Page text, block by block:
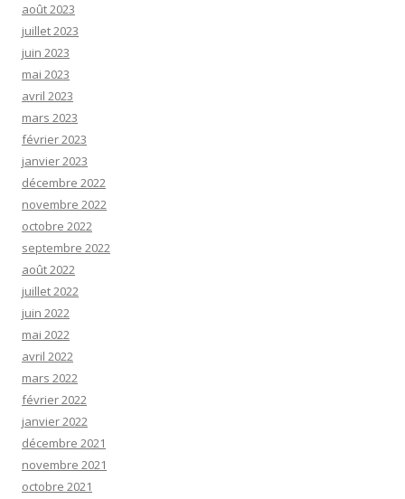
août 2023
juillet 2023
juin 2023
mai 2023
avril 2023
mars 2023
février 2023
janvier 2023
décembre 2022
novembre 2022
octobre 2022
septembre 2022
août 2022
juillet 2022
juin 2022
mai 2022
avril 2022
mars 2022
février 2022
janvier 2022
décembre 2021
novembre 2021
octobre 2021